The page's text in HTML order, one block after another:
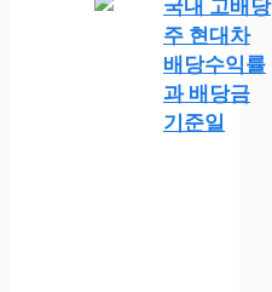
국내 고배당
주 현대차
배당수익률
과 배당금
기준일